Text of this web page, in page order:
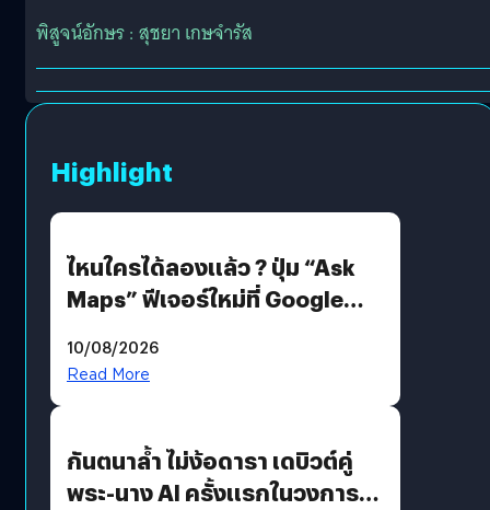
พิสูจน์อักษร : สุชยา เกษจำรัส
Highlight
ไหนใครได้ลองแล้ว ? ปุ่ม “Ask
Maps” ฟีเจอร์ใหม่ที่ Google
คุยกับแผนที่ได้แล้ว
10/08/2026
Read More
กันตนาล้ำ ไม่ง้อดารา เดบิวต์คู่
พระ-นาง AI ครั้งแรกในวงการ